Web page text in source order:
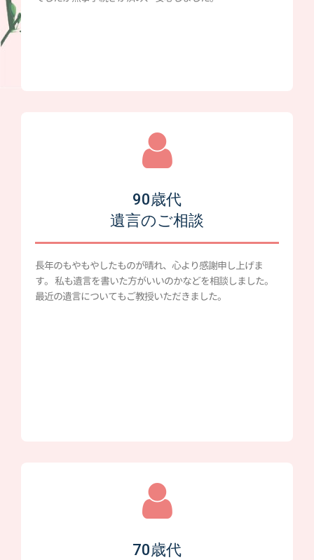
90歳代
遺言のご相談
長年のもやもやしたものが晴れ、心より感謝申し上げま
す。 私も遺言を書いた方がいいのかなどを相談しました。
最近の遺言についてもご教授いただきました。
70歳代